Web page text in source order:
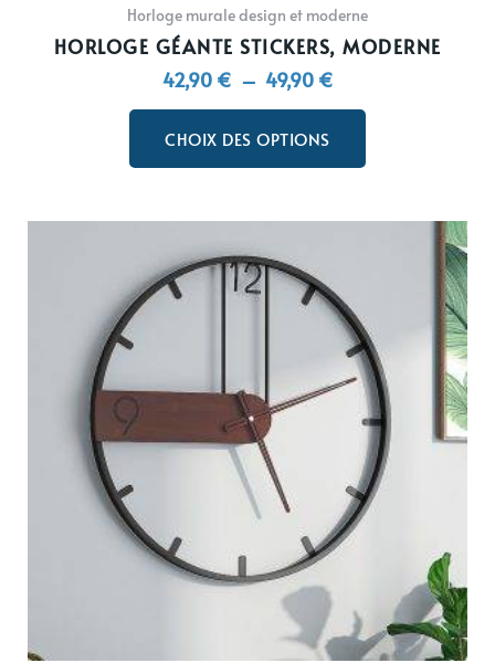
Horloge murale design et moderne
HORLOGE GÉANTE STICKERS, MODERNE
42,90 € – 49,90 €
CHOIX DES OPTIONS
134,90 €
à
149,90 €
plusieurs
variations.
Les
options
peuvent
être
choisies
sur
produit